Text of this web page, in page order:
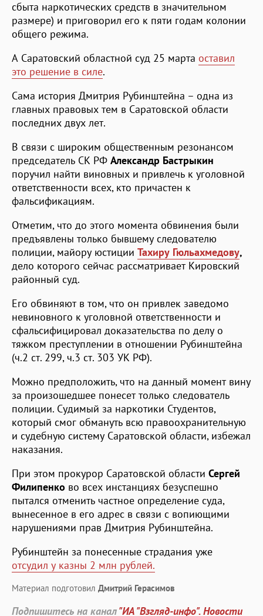
сбыта наркотических средств в значительном
размере) и приговорил его к пяти годам колонии
общего режима.
А Саратовский областной суд 25 марта оставил
это решение в силе.
Сама история Дмитрия Рубинштейна – одна из
главных правовых тем в Саратовской области
последних двух лет.
В связи с широким общественным резонансом
председатель СК РФ Александр Бастрыкин
поручил найти виновных и привлечь к уголовной
ответственности всех, кто причастен к
фальсификациям.
Отметим, что до этого момента обвинения были
предъявлены только бывшему следователю
полиции, майору юстиции Тахиру Гюльахмедову,
дело которого сейчас рассматривает Кировский
районный суд.
Его обвиняют в том, что он привлек заведомо
невиновного к уголовной ответственности и
сфальсифицировал доказательства по делу о
тяжком преступлении в отношении Рубинштейна
(ч.2 ст. 299, ч.3 ст. 303 УК РФ).
Можно предположить, что на данный момент вину
за произошедшее понесет только следователь
полиции. Судимый за наркотики Студентов,
который смог обмануть всю правоохранительную
и судебную систему Саратовской области, избежал
наказания.
При этом прокурор Саратовской области Сергей
Филипенко во всех инстанциях безуспешно
пытался отменить частное определение суда,
вынесенное в его адрес в связи с вопиющими
нарушениями прав Дмитрия Рубинштейна.
Рубинштейн за понесенные страдания уже
отсудил у казны 2 млн рублей.
Материал подготовил Дмитрий Герасимов
Подпишитесь на канал"ИА "Взгляд-инфо". Новости